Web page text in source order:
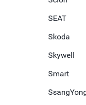
SEAT
Skoda
Skywell
Smart